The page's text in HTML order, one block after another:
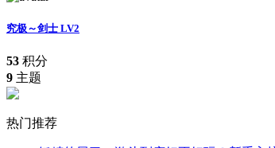
究极～剑士 LV2
53 积分
9 主题
热门推荐